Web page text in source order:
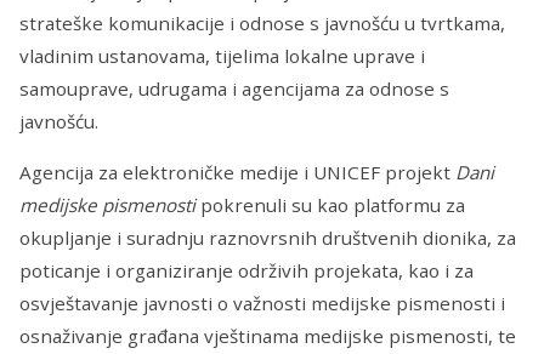
strateške komunikacije i odnose s javnošću u tvrtkama,
vladinim ustanovama, tijelima lokalne uprave i
samouprave, udrugama i agencijama za odnose s
javnošću.
Agencija za elektroničke medije i UNICEF projekt Dani
medijske pismenostipokrenuli su kao platformu za
okupljanje i suradnju raznovrsnih društvenih dionika, za
poticanje i organiziranje održivih projekata, kao i za
osvještavanje javnosti o važnosti medijske pismenosti i
osnaživanje građana vještinama medijske pismenosti, te